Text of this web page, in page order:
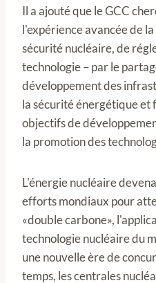
Il a ajouté que le GCC
l'expérience avancée de
sécurité nucléaire, de
technologie – par le
développement des
la sécurité énergétique et
objectifs de
la promotion des
L'énergie nucléaire
efforts mondiaux pour
«double carbone»,
technologie nucléaire du
une nouvelle ère de
temps, les centrales